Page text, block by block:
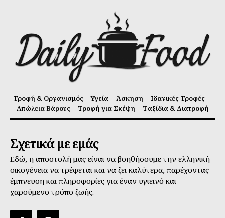
Τροφή & Οργανισμός Υγεία Άσκηση
Ιδανικές Τροφές
Απώλεια Βάρους
Τροφή για Σκέψη Ταξίδια & Διατροφή
Σχετικά με εμάς
Εδώ, η αποστολή μας είναι να βοηθήσουμε την ελληνική
οικογένεια να τρέφεται και να ζει καλύτερα, παρέχοντας
έμπνευση και πληροφορίες για έναν υγιεινό και
χαρούμενο τρόπο ζωής.